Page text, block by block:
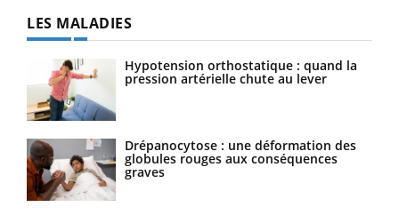
LES MALADIES
Hypotension orthostatique : quand la
pression artérielle chute au lever
Drépanocytose : une déformation des
globules rouges aux conséquences
graves